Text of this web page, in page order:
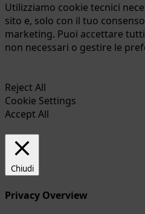
Utilizziamo cookie tecnici
sito e, solo con il tuo
marketing. Puoi accettare
non necessari o gestire le
Reject All
Cookie Settings
Accept All
Chiudi
Privacy Overview